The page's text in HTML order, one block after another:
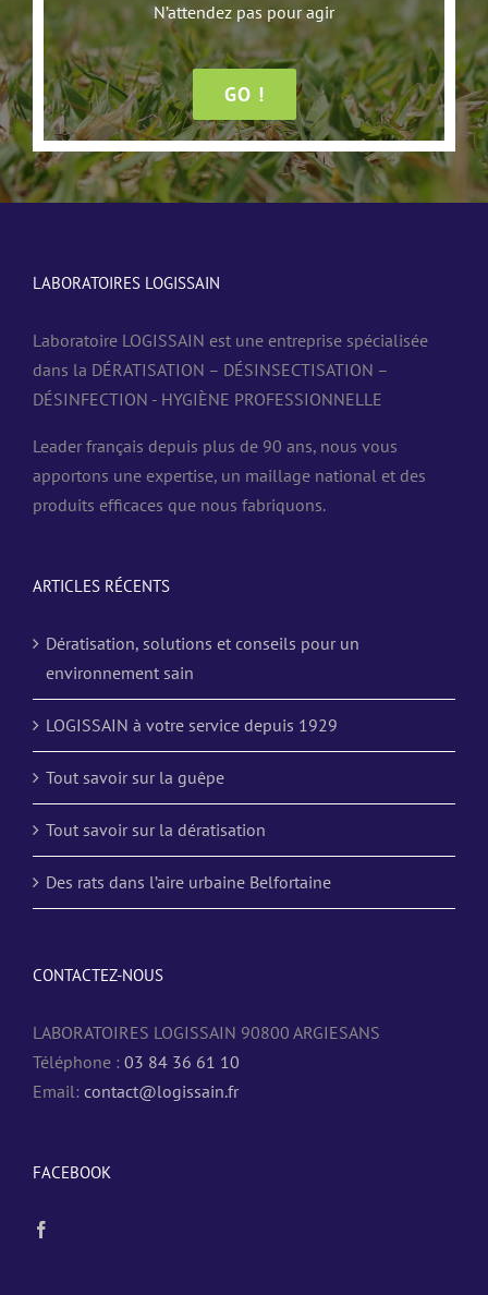
N’attendez pas pour agir
GO !
LABORATOIRES LOGISSAIN
Laboratoire LOGISSAIN est une entreprise spécialisée
dans la DÉRATISATION – DÉSINSECTISATION –
DÉSINFECTION - HYGIÈNE PROFESSIONNELLE
Leader français depuis plus de 90 ans, nous vous
apportons une expertise, un maillage national et des
produits efficaces que nous fabriquons.
ARTICLES RÉCENTS
Dératisation, solutions et conseils pour un
environnement sain
LOGISSAIN à votre service depuis 1929
Tout savoir sur la guêpe
Tout savoir sur la dératisation
Des rats dans l’aire urbaine Belfortaine
CONTACTEZ-NOUS
LABORATOIRES LOGISSAIN 90800 ARGIESANS
Téléphone : 03 84 36 61 10
Email: contact@logissain.fr
FACEBOOK